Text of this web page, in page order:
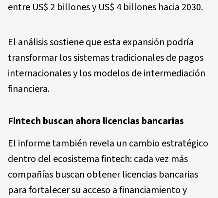
entre US$ 2 billones y US$ 4 billones hacia 2030.
El análisis sostiene que esta expansión podría
transformar los sistemas tradicionales de pagos
internacionales y los modelos de intermediación
financiera.
Fintech buscan ahora licencias bancarias
El informe también revela un cambio estratégico
dentro del ecosistema fintech: cada vez más
compañías buscan obtener licencias bancarias
para fortalecer su acceso a financiamiento y